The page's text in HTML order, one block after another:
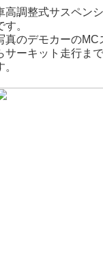
高調整式サスペン
す。
真のデモカーの
サーキット走行ま
。